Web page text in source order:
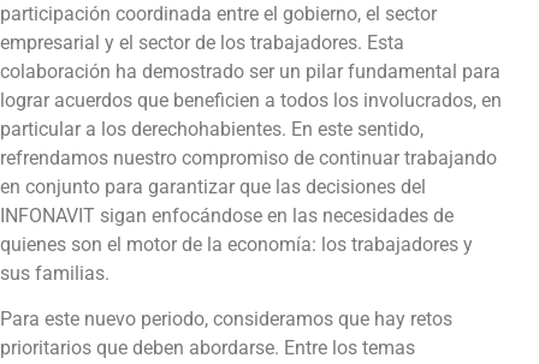
participación coordinada entre el gobierno, el sector
empresarial y el sector de los trabajadores. Esta
colaboración ha demostrado ser un pilar fundamental para
lograr acuerdos que beneficien a todos los involucrados, en
particular a los derechohabientes. En este sentido,
refrendamos nuestro compromiso de continuar trabajando
en conjunto para garantizar que las decisiones del
INFONAVIT sigan enfocándose en las necesidades de
quienes son el motor de la economía: los trabajadores y
sus familias.
Para este nuevo periodo, consideramos que hay retos
prioritarios que deben abordarse. Entre los temas